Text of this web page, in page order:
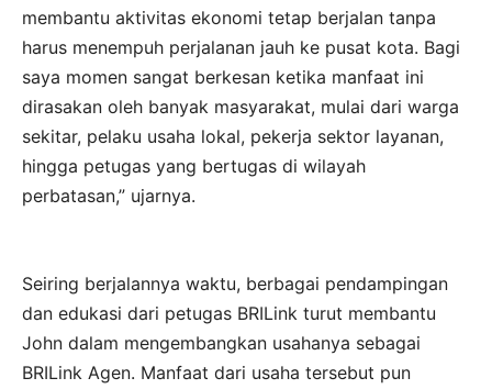
membantu aktivitas ekonomi tetap berjalan tanpa
harus menempuh perjalanan jauh ke pusat kota. Bagi
saya momen sangat berkesan ketika manfaat ini
dirasakan oleh banyak masyarakat, mulai dari warga
sekitar, pelaku usaha lokal, pekerja sektor layanan,
hingga petugas yang bertugas di wilayah
perbatasan,” ujarnya.
Seiring berjalannya waktu, berbagai pendampingan
dan edukasi dari petugas BRILink turut membantu
John dalam mengembangkan usahanya sebagai
BRILink Agen. Manfaat dari usaha tersebut pun